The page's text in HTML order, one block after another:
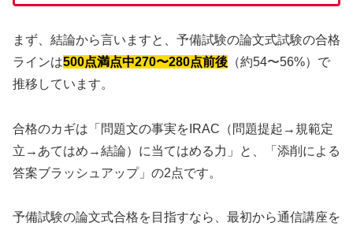
まず、結論から言いますと、予備試験の論文式試験の合格
ラインは500点満点中270〜280点前後 （約54〜56%）で
推移しています。
合格のカギは「問題文の事実をIRAC（問題提起→規範定
立→あてはめ→結論）に当てはめる力」と、「添削による
答案ブラッシュアップ」の2点です。
予備試験の論文式合格を目指すなら、最初から通信講座を